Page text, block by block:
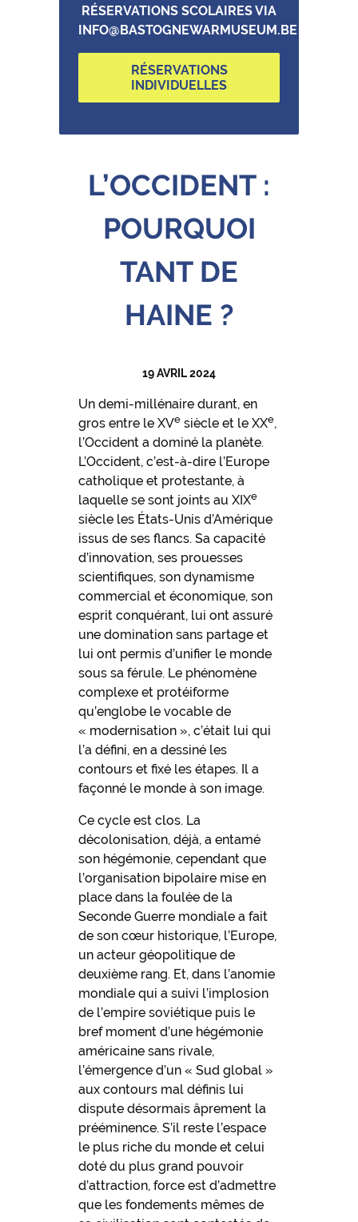
RÉSERVATIONS SCOLAIRES VIA
INFO@BASTOGNEWARMUSEUM.BE
RÉSERVATIONS
INDIVIDUELLES
L’OCCIDENT :
POURQUOI
TANT DE
HAINE ?
19 AVRIL 2024
Un demi-millénaire durant, en
gros entre le XVe siècle et le XXe,
l’Occident a dominé la planète.
L’Occident, c’est-à-dire l’Europe
catholique et protestante, à
laquelle se sont joints au XIXe
siècle les États-Unis d’Amérique
issus de ses flancs. Sa capacité
d’innovation, ses prouesses
scientifiques, son dynamisme
commercial et économique, son
esprit conquérant, lui ont assuré
une domination sans partage et
lui ont permis d’unifier le monde
sous sa férule. Le phénomène
complexe et protéiforme
qu’englobe le vocable de
« modernisation », c’était lui qui
l’a défini, en a dessiné les
contours et fixé les étapes. Il a
façonné le monde à son image.
Ce cycle est clos. La
décolonisation, déjà, a entamé
son hégémonie, cependant que
l’organisation bipolaire mise en
place dans la foulée de la
Seconde Guerre mondiale a fait
de son cœur historique, l’Europe,
un acteur géopolitique de
deuxième rang. Et, dans l’anomie
mondiale qui a suivi l’implosion
de l’empire soviétique puis le
bref moment d’une hégémonie
américaine sans rivale,
l’émergence d’un « Sud global »
aux contours mal définis lui
dispute désormais âprement la
prééminence. S’il reste l’espace
le plus riche du monde et celui
doté du plus grand pouvoir
d’attraction, force est d’admettre
que les fondements mêmes de